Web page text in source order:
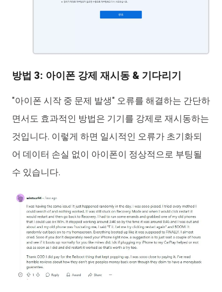
방법 3: 아이폰 강제 재시동 & 기다리기
"아이폰 시작 중 문제 발생" 오류를 해결하는 간단하
면서도 효과적인 방법은 기기를 강제로 재시동하는
것입니다. 이렇게 하면 일시적인 오류가 초기화되
어 데이터 손실 없이 아이폰이 정상적으로 부팅될
수 있습니다.